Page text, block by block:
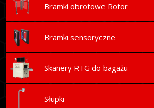
Bramki obrotowe Rotor
Bramki sensoryczne
Skanery RTG do bagażu
Słupki